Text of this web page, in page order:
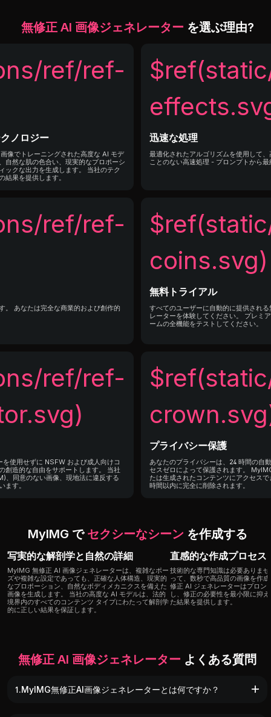
無修正 AI 画像ジェネレーター を選ぶ理由?
ref/ref-
ノロジー
像でトレーニングされた高度な AI モデ
自然な肌の色合い、現実的なプロポーシ
ックな出力を生成します。 当社のテク
果を提供します。
迅速な処理
最適化されたアルゴリズムを使用して
ことのない高速処理 - プロンプトから
ref/ref-
。 あなたは完全な商業的および創作的
coins.svg)
無料トライアル
すべてのユーザーに自動的に提供され
レーターを体験してください。 プレミ
ームの全機能をテストしてください。
ref/ref-
使用せずに NSFW および成人向けコ
創造的な自由をサポートします。 当社
、同意のない画像、現地法に違反する
ます。
プライバシー保護
あなたのプライバシーは、24 時間の自
セスゼロによって保護されます。
たは生成されたコンテンツにアクセス
時間以内に完全に削除されます。
MyIMG でセクシーなシーン を作成する
写実的な解剖学と自然の詳細
MyIMG 無修正 AI 画像ジェネレーターは、複雑なポー
ズや複雑な設定であっても、正確な人体構造、現実的
なプロポーション、自然なボディメカニクスを備えた
画像を生成します。 当社の高度な AI モデルは、法的
境界内のすべてのコンテンツ タイプにわたって解剖学
的に正しい結果を保証します。
直感的な作成プロセス
技術的な専門知識は必要ありま
って、数秒で高品質の画像を作
修正 AI ジェネレーターはプロン
し、修正の必要性を最小限に抑
た結果を提供します。
無修正 AI 画像ジェネレーター よくある質問
1.MyIMG無修正AI画像ジェネレーターとは何ですか？